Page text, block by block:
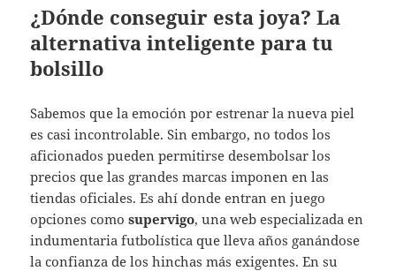
¿Dónde conseguir esta joya? La
alternativa inteligente para tu
bolsillo
Sabemos que la emoción por estrenar la nueva piel
es casi incontrolable. Sin embargo, no todos los
aficionados pueden permitirse desembolsar los
precios que las grandes marcas imponen en las
tiendas oficiales. Es ahí donde entran en juego
opciones comosupervigo, una web especializada en
indumentaria futbolística que lleva años ganándose
la confianza de los hinchas más exigentes. En su